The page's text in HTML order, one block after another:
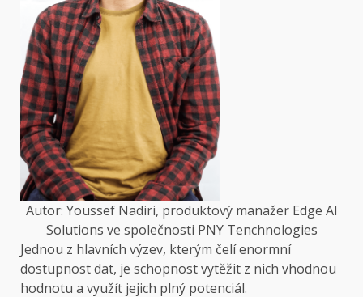
Autor: Youssef Nadiri, produktový manažer Edge AI
Solutions ve společnosti PNY Tenchnologies
Jednou z hlavních výzev, kterým čelí enormní
dostupnost dat, je schopnost vytěžit z nich vhodnou
hodnotu a využít jejich plný potenciál.